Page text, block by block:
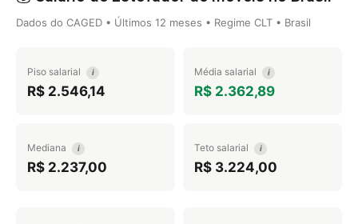
Dados do CAGED • Últimos 12 meses • Regime CLT • Brasil
Piso salarial i
R$ 2.546,14
Média salarial i
R$ 2.362,89
Mediana i
R$ 2.237,00
Teto salarial i
R$ 3.224,00